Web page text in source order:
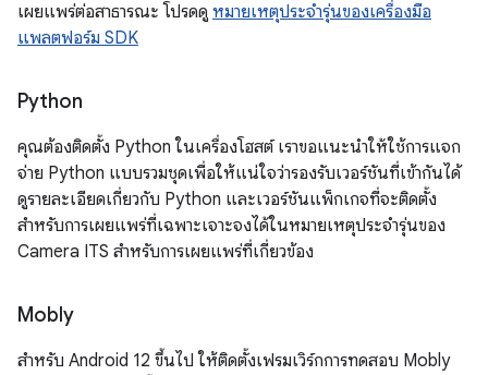
เผยแพร่ต่อสาธารณะ โปรดดู หมายเหตุประจำรุ่นของเครื่องมือ
แพลตฟอร์ม SDK
Python
คุณต้องติดตั้ง Python ในเครื่องโฮสต์ เราขอแนะนำให้ใช้การแจก
จ่าย Python แบบรวมชุดเพื่อให้แน่ใจว่ารองรับเวอร์ชันที่เข้ากันได้
ดูรายละเอียดเกี่ยวกับ Python และเวอร์ชันแพ็กเกจที่จะติดตั้ง
สำหรับการเผยแพร่ที่เฉพาะเจาะจงได้ในหมายเหตุประจำรุ่นของ
Camera ITS สำหรับการเผยแพร่ที่เกี่ยวข้อง
Mobly
สำหรับ Android 12 ขึ้นไป ให้ติดตั้งเฟรมเวิร์กการทดสอบ Mobly